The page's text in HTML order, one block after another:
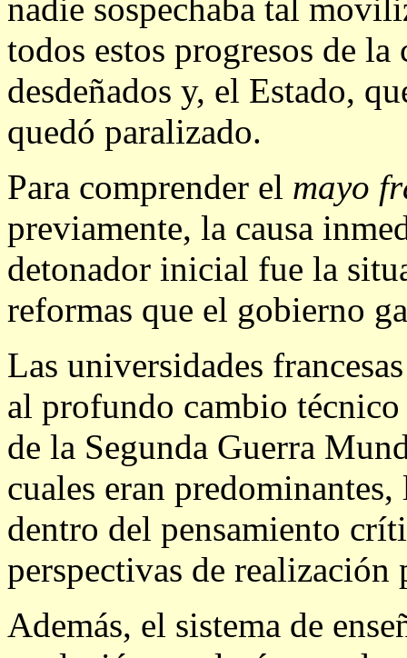
nadie sospechaba tal
todos estos progresos de
desdeñados y, el Estado,
quedó paralizado.
Para comprender el mayo
previamente, la causa
detonador inicial fue la
reformas que el gobierno
Las universidades
al profundo cambio
de la Segunda Guerra
cuales eran
dentro del pensamiento
perspectivas de realización
Además, el sistema de